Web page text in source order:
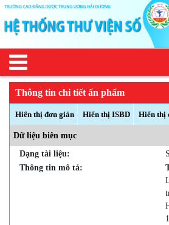
Thông tin chi tiết ấn phẩm
Hiển thị đơn giản Hiển thị ISBD Hiển thị
Dữ liệu biên mục
Dạng tài liệu:
Thông tin mô tả: